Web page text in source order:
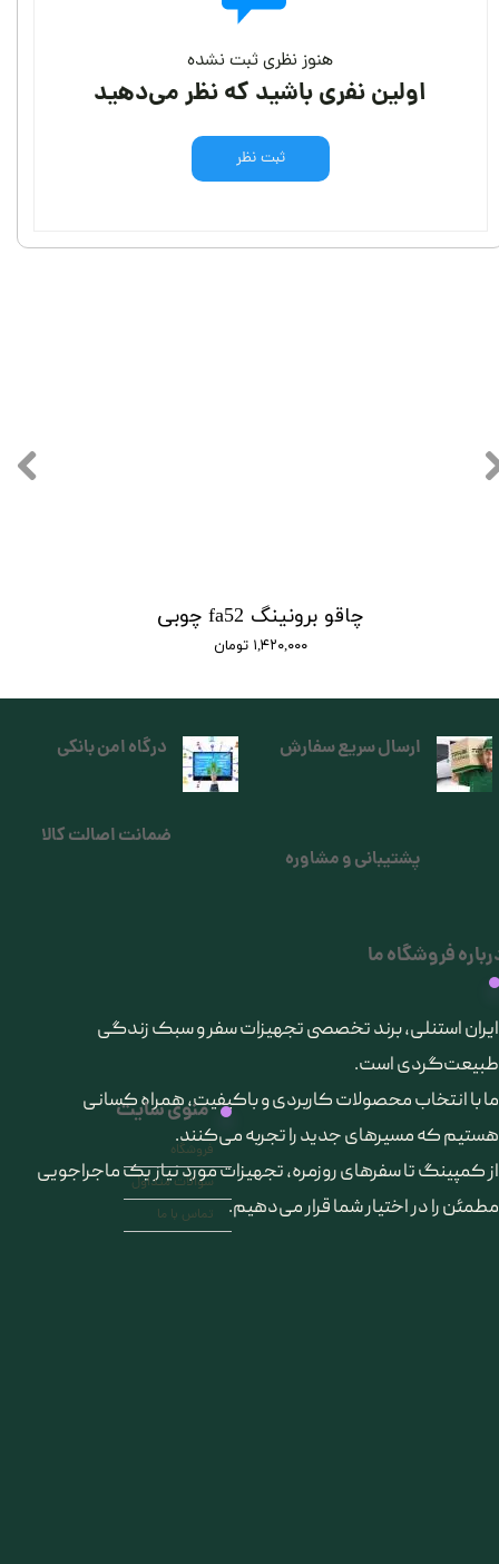
هنوز نظری ثبت نشده
اولین نفری باشید که نظر می‌دهید
ثبت نظر
چاقو برونینگ fa52 چوبی
۱,۴۲۰,۰۰۰ تومان
ارسال سریع سفارش
فروشگاه ما
​ایران استنلی، برند تخصصی تجهیزات سفر و سبک زندگی
طبیعت‌گردی است.
ما با انتخاب محصولات کاربردی و باکیفیت، همراه کسانی
هستیم که مسیرهای جدید را تجربه می‌کنند.
از کمپینگ تا سفرهای روزمره، تجهیزات مورد نیاز یک ماجراجویی
مطمئن را در اختیار شما قرار می‌دهیم.
منوی سایت
فروشگاه
سوالات متداول
تماس با ما
درگاه امن بانکی
پشتیبانی و مشاوره
ضمانت اصالت کالا